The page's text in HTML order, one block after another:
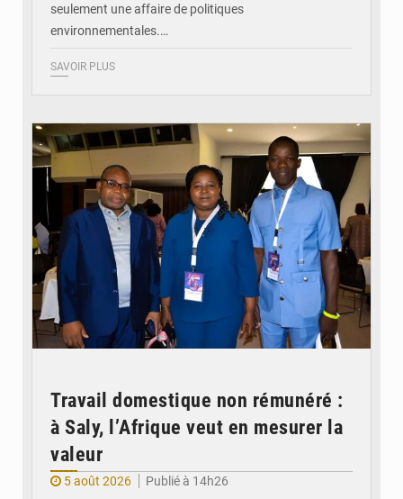
seulement une affaire de politiques
environnementales.…
SAVOIR PLUS
Travail domestique non rémunéré :
à Saly, l’Afrique veut en mesurer la
valeur
5 août 2026
Publié à 14h26